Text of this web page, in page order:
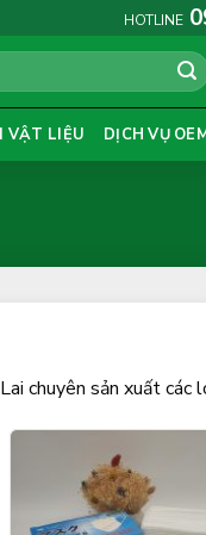
HOTLINE
VẬT LIỆU DỊCH VỤ
chuyên sản xuất